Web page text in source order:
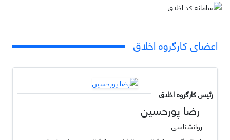
اعضای کارگروه اخلاق
رئیس کارگروه اخلاق
رضا پورحسین
روانشناسی